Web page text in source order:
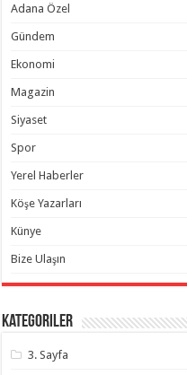
Adana Özel
Gündem
Ekonomi
Magazin
Siyaset
Spor
Yerel Haberler
Köşe Yazarları
Künye
Bize Ulaşın
Kategoriler
3. Sayfa